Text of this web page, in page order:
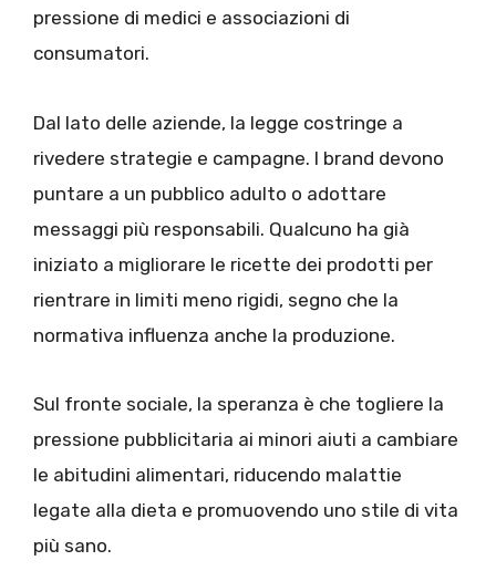
pressione di medici e associazioni di
consumatori.
Dal lato delle aziende, la legge costringe a
rivedere strategie e campagne. I brand devono
puntare a un pubblico adulto o adottare
messaggi più responsabili. Qualcuno ha già
iniziato a migliorare le ricette dei prodotti per
rientrare in limiti meno rigidi, segno che la
normativa influenza anche la produzione.
Sul fronte sociale, la speranza è che togliere la
pressione pubblicitaria ai minori aiuti a cambiare
le abitudini alimentari, riducendo malattie
legate alla dieta e promuovendo uno stile di vita
più sano.